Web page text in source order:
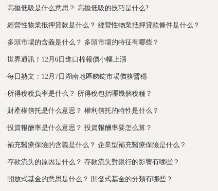
· 高拋低吸是什么意思？ 高拋低吸的技巧是什么?
·經營性物業抵押貸款是什么？ 經營性物業抵押貸款條件是什么？
· 多頭市場的含義是什么？ 多頭市場的特征有哪些？
·世界通訊！12月6日進口棉報價小幅上漲
·每日熱文：12月7日湖南地區銻錠市場價格暫穩
· 所得稅稅負率是什么？ 所得稅包括哪幾個稅種？
· 財產權信托是什么意思？ 權利信托的特性是什么？
·投資報酬率是什么意思？ 投資報酬率要怎么算？
·補充醫療保險的含義是什么？ 企業型補充醫療保險是什么？
·存款流失的原因是什么？ 存款流失對銀行的影響有哪些？
· 開放式基金的意思是什么？ 開發式基金的分類有哪些？